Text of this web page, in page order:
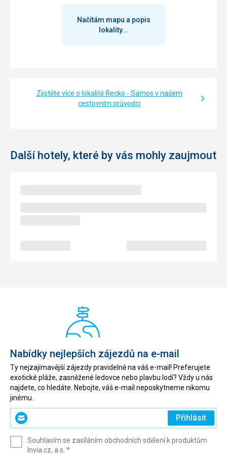
Načítám mapu a popis
lokality...
Zjistěte více o lokalitě Řecko - Samos v našem
cestovním průvodci
Další hotely, které by vás mohly zaujmout
Nabídky nejlepších zájezdů na e-mail
Ty nejzajímavější zájezdy pravidelně na váš e-mail! Preferujete
exotické pláže, zasněžené ledovce nebo plavbu lodí? Vždy u nás
najdete, co hledáte. Nebojte, váš e-mail neposkytneme nikomu
jinému.
Zadejte
svůj
Přihlásit
Souhlasím se zasíláním obchodních sdělení k produktům
Invia.cz, a.s. *(povinné)